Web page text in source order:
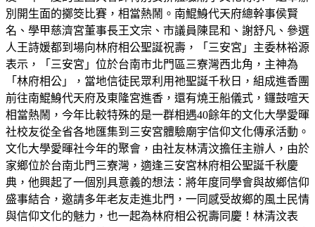
別開生面的擲筊比賽，相當熱鬧。南鯤鯓代天府總幹事侯賢
名、學甲慈濟宮董事長王文宗、市議員陳昆和、謝舒凡、參選
人王詩媛都到場向林府相公聖誕祝壽，「三安宮」主委林裕源
表示，「三安宮」位於台南市北門區三寮灣西北角，主神為
「林府相公」，當地信徒民眾利用祂聖誕千秋日，組成進香團
前往南鯤鯓代天府及東隆宮進香，還有燒王船儀式，鑼鼓喧天
相當熱鬧，今年比較特殊的是一群相遇40餘年的文化大學愛暉
社校友從全省各地匯集到三安宮體驗廟宇信仰文化傳承活動。
文化大學愛暉社今年的聚會，由社友林清汶擔任主辦人，由於
家鄉位於台南北門三寮灣，適逢三安宮林府相公聖誕千秋慶
典，他興起了一個別具意義的想法：將年度同學會與故鄉信仰
盛事結合，邀請多年老友走進北門，一同感受故鄉的風土民情
與信仰文化的魅力，也一起為林府相公祝壽同慶！林清汶表